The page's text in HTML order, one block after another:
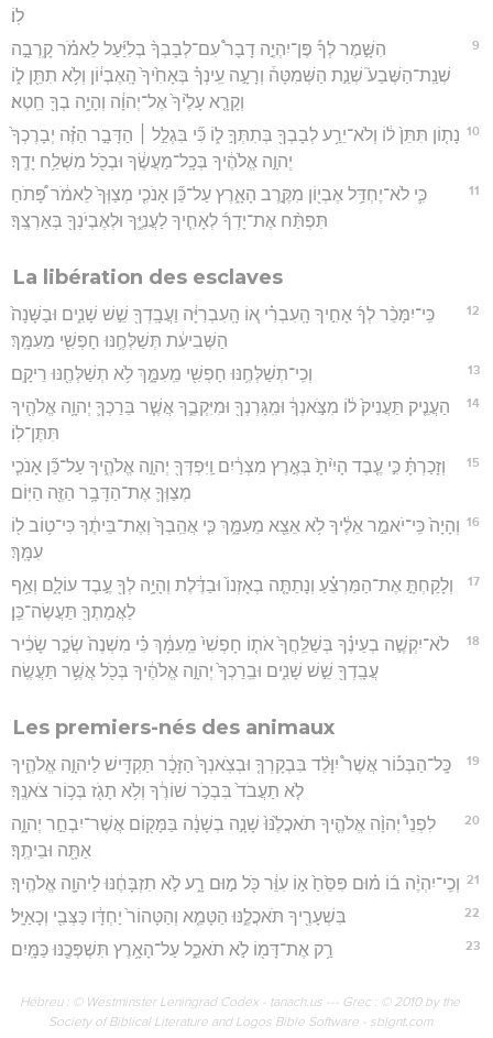
לֽוֹ׃
9
הִשָּׁ֣מֶר לְךָ֡ פֶּן־יִהְיֶ֣ה דָבָר֩ עִם־לְבָבְךָ֨ בְלִיַּ֜עַל לֵאמֹ֗ר קָֽרְבָ֣ה
שְׁנַֽת־הַשֶּׁבַע֮ שְׁנַ֣ת הַשְּׁמִטָּה֒ וְרָעָ֣ה עֵֽינְךָ֗ בְּאָחִ֙יךָ֙ הָֽאֶבְי֔וֹן וְלֹ֥א תִתֵּ֖ן ל֑וֹ
וְקָרָ֤א עָלֶ֙יךָ֙ אֶל־יְהוָ֔ה וְהָיָ֥ה בְךָ֖ חֵֽטְא׃
10 נָת֤וֹן תִּתֵּן֙ ל֔וֹ וְלֹא־יֵרַ֥ע לְבָבְךָ֖ בְּתִתְּךָ֣ ל֑וֹ כִּ֞י בִּגְלַ֣ל ׀ הַדָּבָ֣ר הַזֶּ֗ה יְבָרֶכְךָ֙
יְהוָ֣ה אֱלֹהֶ֔יךָ בְּכָֽל־מַעֲשֶׂ֔ךָ וּבְכֹ֖ל מִשְׁלַ֥ח יָדֶֽךָ׃
11
כִּ֛י לֹא־יֶחְדַּ֥ל אֶבְי֖וֹן מִקֶּ֣רֶב הָאָ֑רֶץ עַל־כֵּ֞ן אָנֹכִ֤י מְצַוְּךָ֙ לֵאמֹ֔ר פָּ֠תֹחַ
תִּפְתַּ֨ח אֶת־יָדְךָ֜ לְאָחִ֧יךָ לַעֲנִיֶּ֛ךָ וּלְאֶבְיֹנְךָ֖ בְּאַרְצֶֽךָ׃
La libération des esclaves
12
כִּֽי־יִמָּכֵ֨ר לְךָ֜ אָחִ֣יךָ הָֽעִבְרִ֗י א֚וֹ הָֽעִבְרִיָּ֔ה וַעֲבָֽדְךָ֖ שֵׁ֣שׁ שָׁנִ֑ים וּבַשָּׁנָה֙
הַשְּׁבִיעִ֔ת תְּשַׁלְּחֶ֥נּוּ חָפְשִׁ֖י מֵעִמָּֽךְ׃
13 וְכִֽי־תְשַׁלְּחֶ֥נּוּ חָפְשִׁ֖י מֵֽעִמָּ֑ךְ לֹ֥א תְשַׁלְּחֶ֖נּוּ רֵיקָֽם׃
14
הַעֲנֵ֤יק תַּעֲנִיק֙ ל֔וֹ מִצֹּ֣אנְךָ֔ וּמִֽגָּרְנְךָ֖ וּמִיִּקְבֶ֑ךָ אֲשֶׁ֧ר בֵּרַכְךָ֛ יְהוָ֥ה אֱלֹהֶ֖יךָ
תִּתֶּן־לֽוֹ׃
15
וְזָכַרְתָּ֗ כִּ֣י עֶ֤בֶד הָיִ֙יתָ֙ בְּאֶ֣רֶץ מִצְרַ֔יִם וַֽיִּפְדְּךָ֖ יְהוָ֣ה אֱלֹהֶ֑יךָ עַל־כֵּ֞ן אָנֹכִ֧י
מְצַוְּךָ֛ אֶת־הַדָּבָ֥ר הַזֶּ֖ה הַיּֽוֹם׃
16 וְהָיָה֙ כִּֽי־יֹאמַ֣ר אֵלֶ֔יךָ לֹ֥א אֵצֵ֖א מֵעִמָּ֑ךְ כִּ֤י אֲהֵֽבְךָ֙ וְאֶת־בֵּיתֶ֔ךָ כִּי־ט֥וֹב ל֖וֹ
עִמָּֽךְ׃
17
וְלָקַחְתָּ֣ אֶת־הַמַּרְצֵ֗עַ וְנָתַתָּ֤ה בְאָזְנוֹ֙ וּבַדֶּ֔לֶת וְהָיָ֥ה לְךָ֖ עֶ֣בֶד עוֹלָ֑ם וְאַ֥ף
לַאֲמָתְךָ֖ תַּעֲשֶׂה־כֵּֽן׃
18
לֹא־יִקְשֶׁ֣ה בְעֵינֶ֗ךָ בְּשַׁלֵּֽחֲךָ֙ אֹת֤וֹ חָפְשִׁי֙ מֵֽעִמָּ֔ךְ כִּ֗י מִשְׁנֶה֙ שְׂכַ֣ר שָׂכִ֔יר
עֲבָֽדְךָ֖ שֵׁ֣שׁ שָׁנִ֑ים וּבֵֽרַכְךָ֙ יְהוָ֣ה אֱלֹהֶ֔יךָ בְּכֹ֖ל אֲשֶׁ֥ר תַּעֲשֶֽׂה׃
Les premiers-nés des animaux
19
כָּֽל־הַבְּכ֡וֹר אֲשֶׁר֩ יִוָּלֵ֨ד בִּבְקָרְךָ֤ וּבְצֹֽאנְךָ֙ הַזָּכָ֔ר תַּקְדִּ֖ישׁ לַיהוָ֣ה אֱלֹהֶ֑יךָ
לֹ֤א תַעֲבֹד֙ בִּבְכֹ֣ר שׁוֹרֶ֔ךָ וְלֹ֥א תָגֹ֖ז בְּכ֥וֹר צֹאנֶֽךָ׃
20
לִפְנֵי֩ יְהוָ֨ה אֱלֹהֶ֤יךָ תֹאכֲלֶ֙נּוּ֙ שָׁנָ֣ה בְשָׁנָ֔ה בַּמָּק֖וֹם אֲשֶׁר־יִבְחַ֣ר יְהוָ֑ה
אַתָּ֖ה וּבֵיתֶֽךָ׃
21 וְכִֽי־יִהְיֶ֨ה ב֜וֹ מ֗וּם פִּסֵּ֙חַ֙ א֣וֹ עִוֵּ֔ר כֹּ֖ל מ֣וּם רָ֑ע לֹ֣א תִזְבָּחֶ֔נּוּ לַיהוָ֖ה אֱלֹהֶֽיךָ׃
22 בִּשְׁעָרֶ֖יךָ תֹּאכֲלֶ֑נּוּ הַטָּמֵ֤א וְהַטָּהוֹר֙ יַחְדָּ֔ו כַּצְּבִ֖י וְכָאַיָּֽל׃
23 רַ֥ק אֶת־דָּמ֖וֹ לֹ֣א תֹאכֵ֑ל עַל־הָאָ֥רֶץ תִּשְׁפְּכֶ֖נּוּ כַּמָּֽיִם׃
Hébreu : © Westminster Leningrad Codex - tanach.us --- Grec : © 2010 by the
Society of Biblical Literature and Logos Bible Software - sblgnt.com